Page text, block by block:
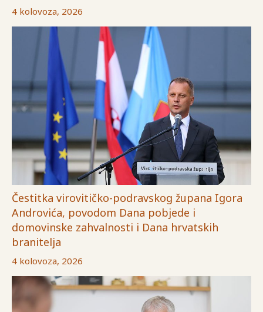
4 kolovoza, 2026
Čestitka virovitičko-podravskog župana Igora
Androvića, povodom Dana pobjede i
domovinske zahvalnosti i Dana hrvatskih
branitelja
4 kolovoza, 2026